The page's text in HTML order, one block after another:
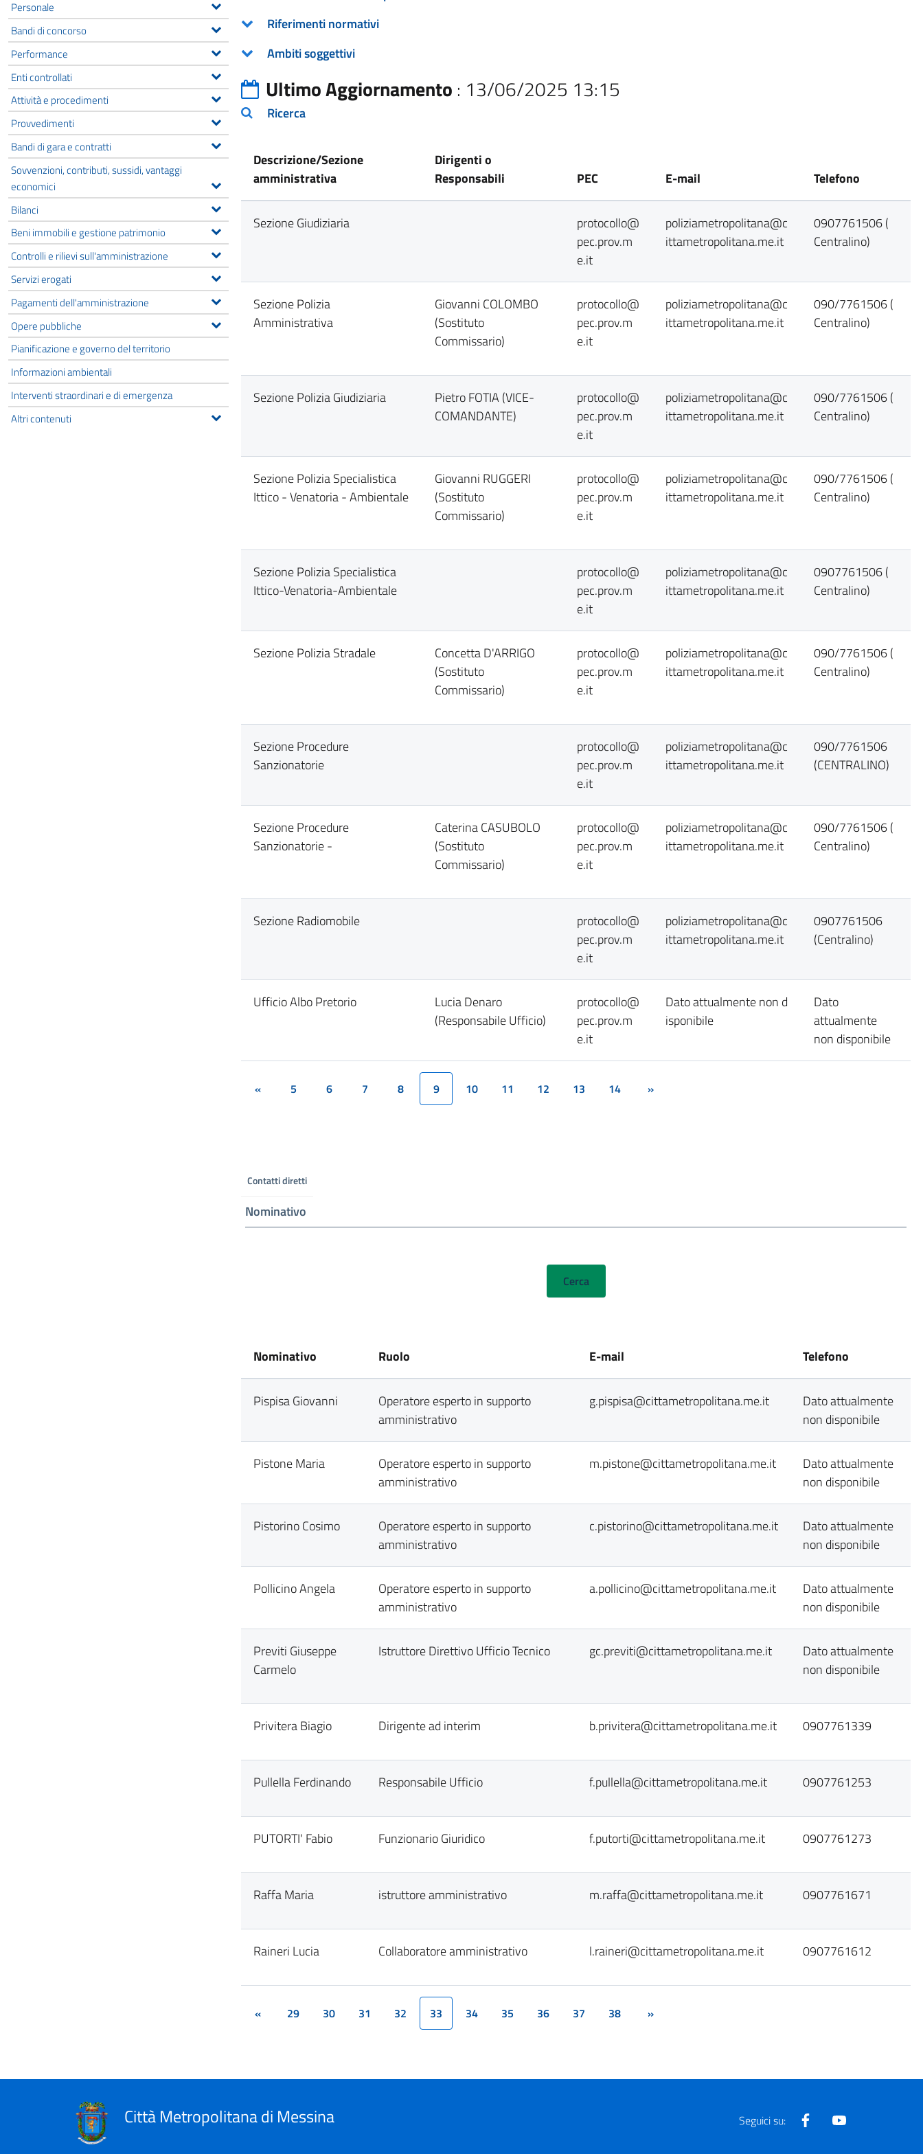
Personale
Bandi di concorso
Performance
Enti controllati
Attività e procedimenti
Provvedimenti
Bandi di gara e contratti
Sovvenzioni, contributi, sussidi, vantaggi
economici
Bilanci
Beni immobili e gestione patrimonio
Controlli e rilievi sull'amministrazione
Servizi erogati
Pagamenti dell'amministrazione
Opere pubbliche
Pianificazione e governo del territorio
Informazioni ambientali
Interventi straordinari e di emergenza
Altri contenuti
Riferimenti normativi
Ambiti soggettivi
Ultimo Aggiornamento : 13/06/2025 13:15
Ricerca
Descrizione/Sezione
amministrativa
Dirigenti o
Responsabili
PEC E-mail Telefono
Sezione Giudiziaria
protocollo@
pec.prov.m
e.it
poliziametropolitana@c
ittametropolitana.me.it
0907761506 (
Centralino)
Sezione Polizia
Amministrativa
Giovanni COLOMBO
(Sostituto
Commissario)
protocollo@
pec.prov.m
e.it
poliziametropolitana@c
ittametropolitana.me.it
090/7761506 (
Centralino)
Sezione Polizia Giudiziaria
Pietro FOTIA (VICE-
COMANDANTE)
protocollo@
pec.prov.m
e.it
poliziametropolitana@c
ittametropolitana.me.it
090/7761506 (
Centralino)
Sezione Polizia Specialistica
Ittico - Venatoria - Ambientale
Giovanni RUGGERI
(Sostituto
Commissario)
protocollo@
pec.prov.m
e.it
poliziametropolitana@c
ittametropolitana.me.it
090/7761506 (
Centralino)
Sezione Polizia Specialistica
Ittico-Venatoria-Ambientale
protocollo@
pec.prov.m
e.it
poliziametropolitana@c
ittametropolitana.me.it
0907761506 (
Centralino)
Sezione Polizia Stradale
Concetta D'ARRIGO
(Sostituto
Commissario)
protocollo@
pec.prov.m
e.it
poliziametropolitana@c
ittametropolitana.me.it
090/7761506 (
Centralino)
Sezione Procedure
Sanzionatorie
protocollo@
pec.prov.m
e.it
poliziametropolitana@c
ittametropolitana.me.it
090/7761506
(CENTRALINO)
Sezione Procedure
Sanzionatorie -
Caterina CASUBOLO
(Sostituto
Commissario)
protocollo@
pec.prov.m
e.it
poliziametropolitana@c
ittametropolitana.me.it
090/7761506 (
Centralino)
Sezione Radiomobile
protocollo@
pec.prov.m
e.it
poliziametropolitana@c
ittametropolitana.me.it
0907761506
(Centralino)
Ufficio Albo Pretorio
Lucia Denaro
(Responsabile Ufficio)
protocollo@
pec.prov.m
e.it
Dato attualmente non d
isponibile
Dato
attualmente
non disponibile
« 5 6 7 8 9(current)
10 11 12 13 14 »
Contatti diretti
Nominativo
Nominativo Ruolo E-mail Telefono
Pispisa Giovanni
Operatore esperto in supporto
amministrativo
g.pispisa@cittametropolitana.me.it
Dato attualmente
non disponibile
Pistone Maria
Operatore esperto in supporto
amministrativo
m.pistone@cittametropolitana.me.it
Dato attualmente
non disponibile
Pistorino Cosimo
Operatore esperto in supporto
amministrativo
c.pistorino@cittametropolitana.me.it
Dato attualmente
non disponibile
Pollicino Angela
Operatore esperto in supporto
amministrativo
a.pollicino@cittametropolitana.me.it
Dato attualmente
non disponibile
Previti Giuseppe
Carmelo
Istruttore Direttivo Ufficio Tecnico gc.previti@cittametropolitana.me.it
Dato attualmente
non disponibile
Privitera Biagio Dirigente ad interim b.privitera@cittametropolitana.me.it 0907761339
Pullella Ferdinando Responsabile Ufficio f.pullella@cittametropolitana.me.it 0907761253
PUTORTI' Fabio Funzionario Giuridico f.putorti@cittametropolitana.me.it 0907761273
Raffa Maria istruttore amministrativo m.raffa@cittametropolitana.me.it 0907761671
Raineri Lucia Collaboratore amministrativo l.raineri@cittametropolitana.me.it 0907761612
« 29 30 31 32 33(current)
34 35 36 37 38 »
Città Metropolitana di Messina Seguici su: Facebook